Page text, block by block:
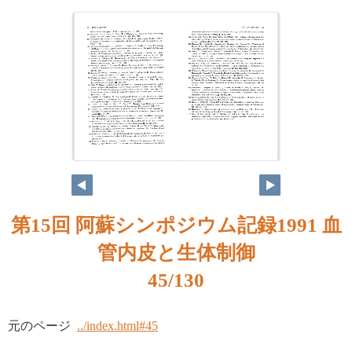
第15回 阿蘇シンポジウム記録1991 血
管内皮と生体制御
45/130
元のページ ../index.html#45